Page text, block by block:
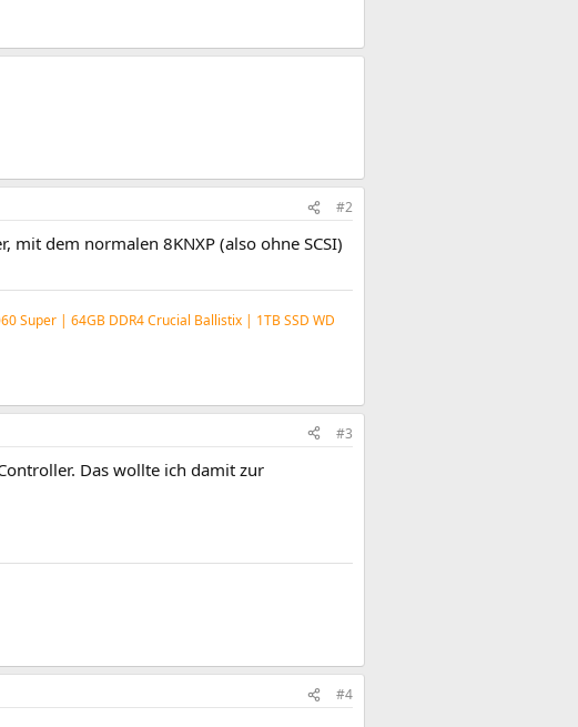
#2
mit dem normalen 8KNXP (also ohne SCSI)
Super | 64GB DDR4 Crucial Ballistix | 1TB SSD WD
#3
Das wollte ich damit zur
#4